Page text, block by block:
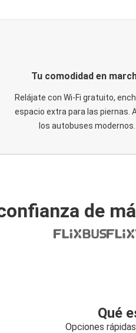
Tu comodidad en
Relájate con Wi-Fi gratuito,
espacio extra para las piernas.
los autobuses modernos.
de
Qué
Opciones